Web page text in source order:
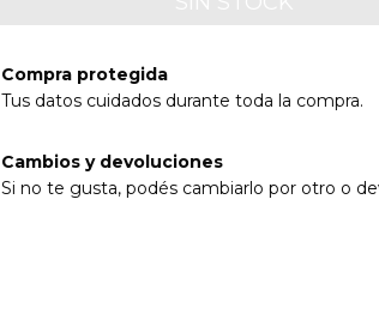
Compra protegida
Tus datos cuidados durante toda la compra.
Cambios y devoluciones
Si no te gusta, podés cambiarlo por otro o